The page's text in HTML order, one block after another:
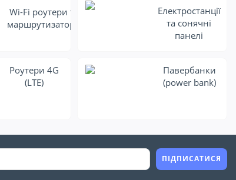
Wi-Fi роутери та
маршрутизатори
Електростанції
та сонячні
панелі
Роутери 4G
(LTE)
Павербанки
(power bank)
ПІДПИСАТИСЯ